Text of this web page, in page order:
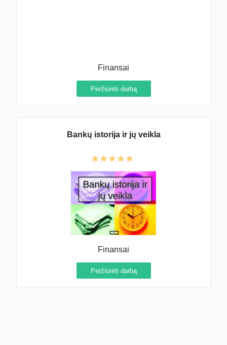
Finansai
Peržiūrėti darbą
Bankų istorija ir jų veikla
Finansai
Peržiūrėti darbą